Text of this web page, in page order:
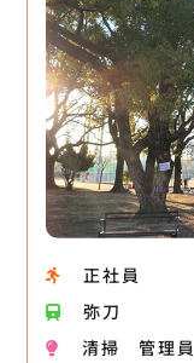
正社員
弥刀
清掃
管理員